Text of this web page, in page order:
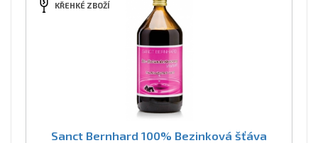
KŘEHKÉ ZBOŽÍ
Sanct Bernhard 100% Bezinková šťáva